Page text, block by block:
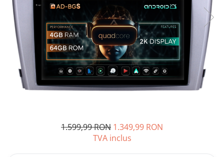
Hyundai
Toyota
Seat
1.599,99 RON 1.349,99 RON
TVA inclus